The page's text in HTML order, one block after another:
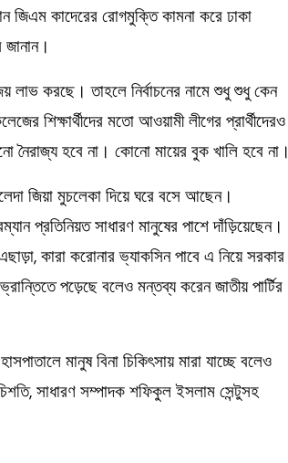
জিএম কাদেরের রোগমুক্তি কামনা করে ঢাকা
লাভ করছে। তাহলে নির্বাচনের নামে শুধু শুধু কেন
শিক্ষার্থীদের মতো আওয়ামী লীগের প্রার্থীদেরও
নৈরাজ্য হবে না। কোনো মায়ের বুক খালি হবে না।
জিয়া মুচলেকা দিয়ে ঘরে বসে আছেন।
প্রতিনিয়ত সাধারণ মানুষের পাশে দাঁড়িয়েছেন।
কারা করোনার ভ্যাকসিন পাবে এ নিয়ে সরকার
পড়েছে বলেও মন্তব্য করেন জাতীয় পার্টির
মানুষ বিনা চিকিৎসায় মারা যাচ্ছে বলেও
সাধারণ সম্পাদক শফিকুল ইসলাম সেন্টুসহ